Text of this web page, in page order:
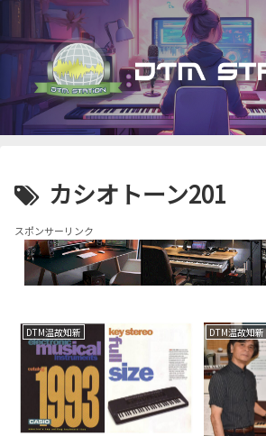
カシオトーン201
スポンサーリンク
DTM温故知新 DTM温故知新